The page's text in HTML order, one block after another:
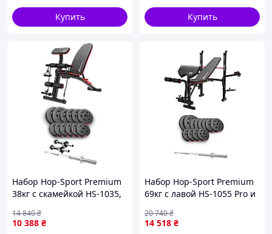
Купить Купить
Набор Hop-Sport Premium
38кг с скамейкой HS-1035,
10 388 ₴
14 840₴
Набор Hop-Sport Premium
69кг с лавой HS-1055 Pro и
14 518 ₴
20 740₴